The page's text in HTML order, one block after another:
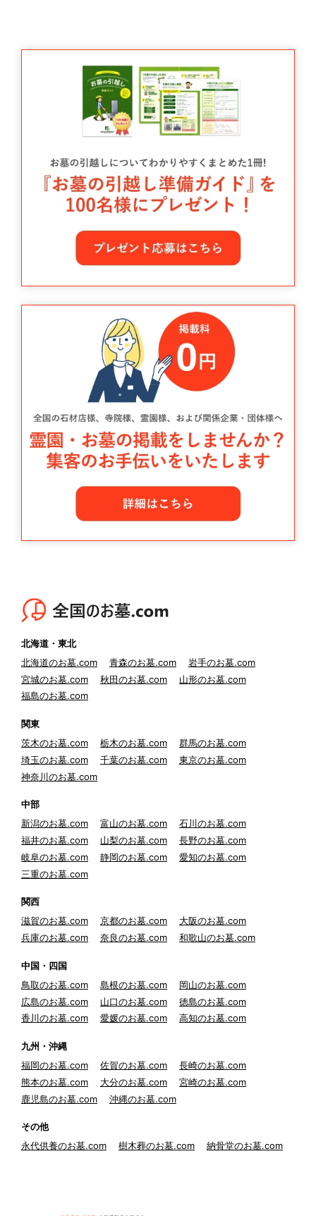
北海道・東北
北海道のお墓.com
青森のお墓.com
岩手のお墓.com
宮城のお墓.com
秋田のお墓.com
山形のお墓.com
福島のお墓.com
関東
茨木のお墓.com
栃木のお墓.com
群馬のお墓.com
埼玉のお墓.com
千葉のお墓.com
東京のお墓.com
神奈川のお墓.com
中部
新潟のお墓.com
富山のお墓.com
石川のお墓.com
福井のお墓.com
山梨のお墓.com
長野のお墓.com
岐阜のお墓.com
静岡のお墓.com
愛知のお墓.com
三重のお墓.com
関西
滋賀のお墓.com
京都のお墓.com
大阪のお墓.com
兵庫のお墓.com
奈良のお墓.com 和歌山のお墓.com
中国・四国
鳥取のお墓.com
島根のお墓.com
岡山のお墓.com
広島のお墓.com
山口のお墓.com
徳島のお墓.com
香川のお墓.com
愛媛のお墓.com 高知のお墓.com
九州・沖縄
福岡のお墓.com
佐賀のお墓.com
長崎のお墓.com
熊本のお墓.com
大分のお墓.com
宮崎のお墓.com
鹿児島のお墓.com
沖縄のお墓.com
その他
永代供養のお墓.com
樹木葬のお墓.com 納骨堂のお墓.com